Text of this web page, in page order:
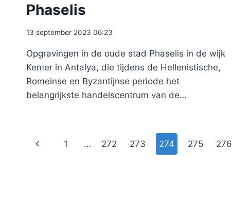
Phaselis
13 september 2023 06:23
Opgravingen in de oude stad Phaselis in de wijk
Kemer in Antalya, die tijdens de Hellenistische,
Romeinse en Byzantijnse periode het
belangrijkste handelscentrum van de…
Paginanavigatie
Vorige
1 … 272 273 274 275 276